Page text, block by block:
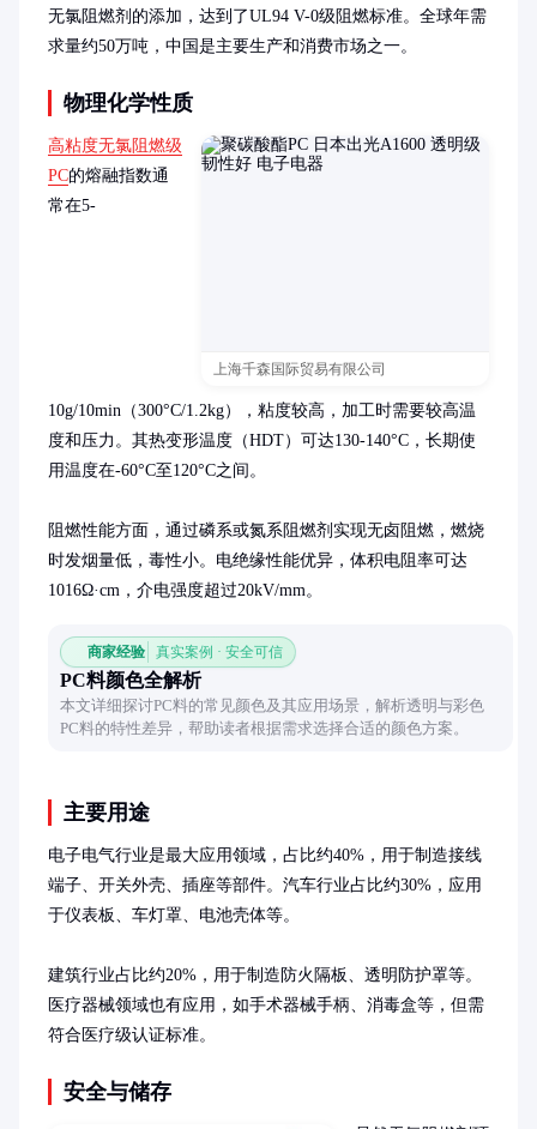
无氯阻燃剂的添加，达到了UL94 V-0级阻燃标准。全球年需
求量约50万吨，中国是主要生产和消费市场之一。
物理化学性质
上海千森国际贸易有限公司
高粘度无氯阻燃级
PC的熔融指数通
常在5-
10g/10min（300°C/1.2kg），粘度较高，加工时需要较高温
度和压力。其热变形温度（HDT）可达130-140°C，长期使
用温度在-60°C至120°C之间。
阻燃性能方面，通过磷系或氮系阻燃剂实现无卤阻燃，燃烧
时发烟量低，毒性小。电绝缘性能优异，体积电阻率可达
1016Ω·cm，介电强度超过20kV/mm。
商家经验 真实案例 · 安全可信
PC料颜色全解析
本文详细探讨PC料的常见颜色及其应用场景，解析透明与彩色
PC料的特性差异，帮助读者根据需求选择合适的颜色方案。
主要用途
电子电气行业是最大应用领域，占比约40%，用于制造接线
端子、开关外壳、插座等部件。汽车行业占比约30%，应用
于仪表板、车灯罩、电池壳体等。
建筑行业占比约20%，用于制造防火隔板、透明防护罩等。
医疗器械领域也有应用，如手术器械手柄、消毒盒等，但需
符合医疗级认证标准。
安全与储存